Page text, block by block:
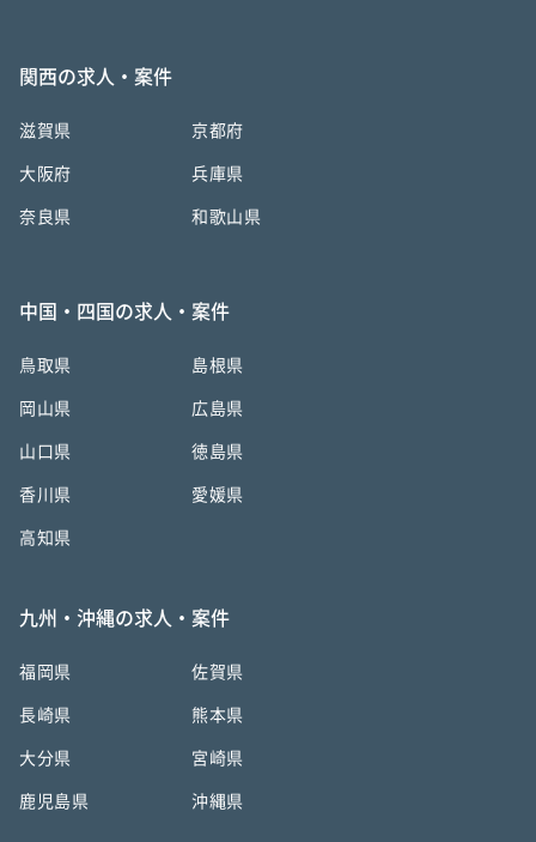
関西の求人・案件
滋賀県 京都府
大阪府 兵庫県
奈良県 和歌山県
中国・四国の求人・案件
鳥取県 島根県
岡山県 広島県
山口県 徳島県
香川県 愛媛県
高知県
九州・沖縄の求人・案件
福岡県 佐賀県
長崎県 熊本県
大分県 宮崎県
鹿児島県 沖縄県